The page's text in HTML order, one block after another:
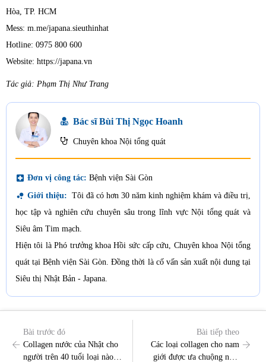
Hòa, TP. HCM
Mess: m.me/japana.sieuthinhat
Hotline: 0975 800 600
Website: https://japana.vn
Tác giả: Phạm Thị Như Trang
Bác sĩ Bùi Thị Ngọc Hoanh
Chuyên khoa Nội tổng quát
local_hospital Đơn vị công tác: Bệnh viện Sài Gòn
bubble_chart Giới thiệu: Tôi đã có hơn 30 năm kinh nghiệm khám và điều trị,
học tập và nghiên cứu chuyên sâu trong lĩnh vực Nội tổng quát và
Siêu âm Tim mạch.
Hiện tôi là Phó trưởng khoa Hồi sức cấp cứu, Chuyên khoa Nội tổng
quát tại Bệnh viện Sài Gòn. Đồng thời là cố vấn sản xuất nội dung tại
Siêu thị Nhật Bản - Japana.
Bài trước đó
Collagen nước của Nhật cho
người trên 40 tuổi loại nào
Bài tiếp theo
Các loại collagen cho nam
giới được ưa chuộng nhất